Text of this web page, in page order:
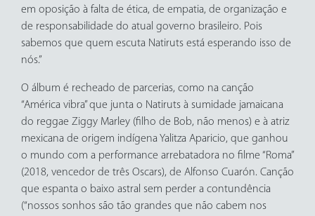
em oposição à falta de ética, de empatia, de organização e
de responsabilidade do atual governo brasileiro. Pois
sabemos que quem escuta Natiruts está esperando isso de
nós.”
O álbum é recheado de parcerias, como na canção
“América vibra” que junta o Natiruts à sumidade jamaicana
do reggae Ziggy Marley (filho de Bob, não menos) e à atriz
mexicana de origem indígena Yalitza Aparicio, que ganhou
o mundo com a performance arrebatadora no filme “Roma”
(2018, vencedor de três Oscars), de Alfonso Cuarón. Canção
que espanta o baixo astral sem perder a contundência
(“nossos sonhos são tão grandes que não cabem nos